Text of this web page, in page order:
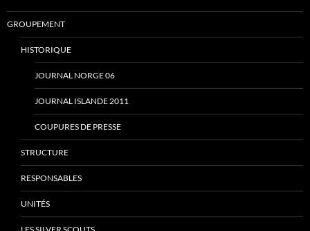
GROUPEMENT
HISTORIQUE
JOURNAL NORGE 06
JOURNAL ISLANDE 2011
COUPURES DE PRESSE
STRUCTURE
RESPONSABLES
UNITÉS